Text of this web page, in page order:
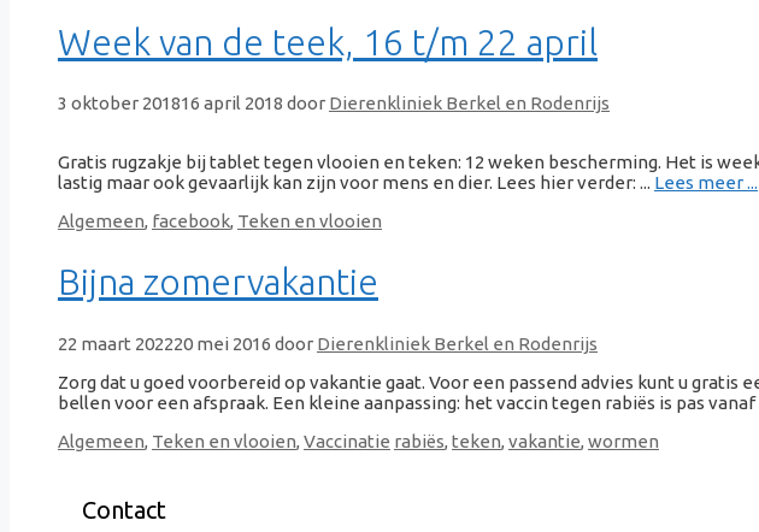
Week van de teek, 16 t/m 22 april
3 oktober 201816 april 2018 door Dierenkliniek Berkel en Rodenrijs
Gratis rugzakje bij tablet tegen vlooien en teken: 12 weken bescherming. Het is
lastig maar ook gevaarlijk kan zijn voor mens en dier. Lees hier verder: ... Lees meer ...
Categorieën
Algemeen, facebook, Teken en vlooien
Bijna zomervakantie
22 maart 202220 mei 2016 door Dierenkliniek Berkel en Rodenrijs
Zorg dat u goed voorbereid op vakantie gaat. Voor een passend advies kunt u
bellen voor een afspraak. Een kleine aanpassing: het vaccin tegen rabiës is pas vanaf
Categorieën
Algemeen, Teken en vlooien, Vaccinatie Tags
rabiës, teken, vakantie, wormen
Contact